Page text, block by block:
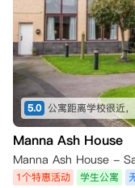
5.0 公寓距离学校很近
Manna Ash House
1个特惠活动 学生公寓